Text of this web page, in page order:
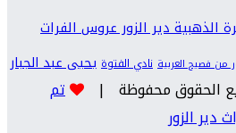
الذهبية دير الزور عروس الفرات
من فصيح العربية نادي الفتوة يحيى عبد الجبار
تم
الزور